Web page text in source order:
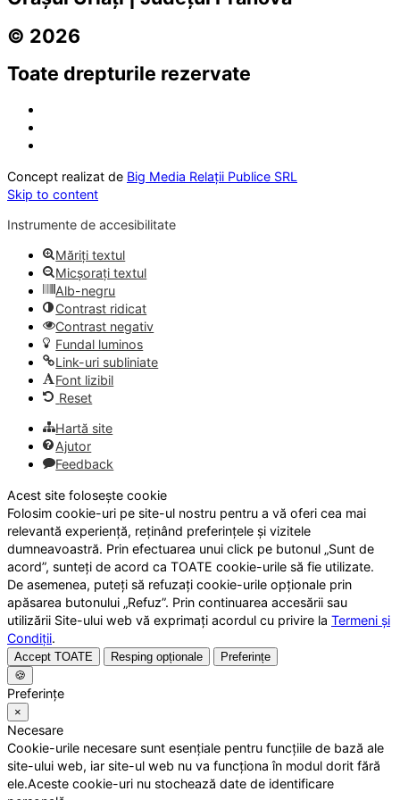
© 2026
Toate drepturile rezervate
Concept realizat de Big Media Relații Publice SRL
Skip to content
Instrumente de accesibilitate
Măriți textul
Micșorați textul
Alb-negru
Contrast ridicat
Contrast negativ
Fundal luminos
Link-uri subliniate
Font lizibil
Reset
Hartă site
Ajutor
Feedback
Acest site folosește cookie
Folosim cookie-uri pe site-ul nostru pentru a vă oferi cea mai
relevantă experiență, reținând preferințele și vizitele
dumneavoastră. Prin efectuarea unui click pe butonul „Sunt de
acord”, sunteți de acord ca TOATE cookie-urile să fie utilizate.
De asemenea, puteți să refuzați cookie-urile opționale prin
apăsarea butonului „Refuz”. Prin continuarea accesării sau
utilizării Site-ului web vă exprimați acordul cu privire la Termeni și
Condiții.
Accept TOATE Resping opționale
Preferințe
🍪
Preferințe
×
Necesare
Cookie-urile necesare sunt esențiale pentru funcțiile de bază ale
site-ului web, iar site-ul web nu va funcționa în modul dorit fără
ele.Aceste cookie-uri nu stochează date de identificare